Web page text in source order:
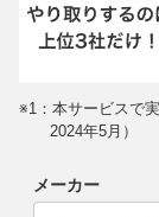
※1：本サービスで
2024年5月）
メーカー